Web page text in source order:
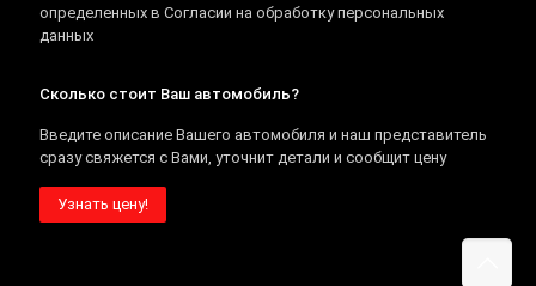
определенных в Согласии на обработку персональных
данных
Сколько стоит Ваш автомобиль?
Введите описание Вашего автомобиля и наш представитель
сразу свяжется с Вами, уточнит детали и сообщит цену
Узнать цену!